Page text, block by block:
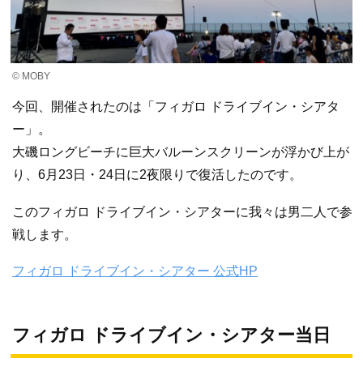
© MOBY
今回、開催されたのは「フィガロ ドライブイン・シアタ
ー」。
大磯ロングビーチに巨大バルーンスクリーンが浮かび上が
り、6月23日・24日に2夜限りで復活したのです。
このフィガロ ドライブイン・シアターに我々は男二人で参
戦します。
フィガロ ドライブイン・シアター 公式HP
フィガロ ドライブイン・シアター当日